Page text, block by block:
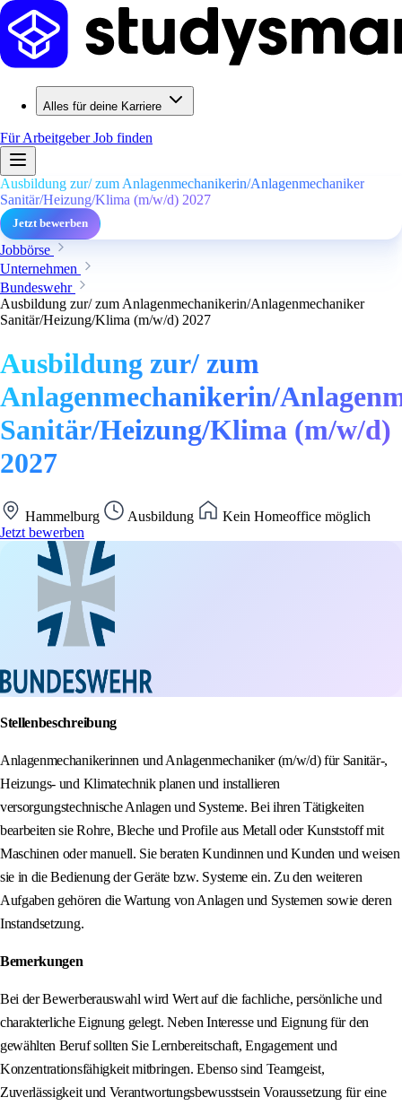
Alles für deine Karriere
Für ArbeitgeberJob finden
Ausbildung zur/ zum Anlagenmechanikerin/Anlagenmechaniker
Sanitär/Heizung/Klima (m/w/d) 2027
Jetzt bewerben
Jobbörse
Unternehmen
Bundeswehr
Ausbildung zur/ zum Anlagenmechanikerin/Anlagenmechaniker
Sanitär/Heizung/Klima (m/w/d) 2027
Ausbildung zur/ zum
Anlagenmechanikerin/
Sanitär/Heizung/Klima (m/w/d)
2027
Hammelburg Ausbildung
Kein Homeoffice möglich
Jetzt bewerben
Stellenbeschreibung
Anlagenmechanikerinnen und Anlagenmechaniker (m/w/d) für Sanitär-,
Heizungs- und Klimatechnik planen und installieren
versorgungstechnische Anlagen und Systeme. Bei ihren Tätigkeiten
bearbeiten sie Rohre, Bleche und Profile aus Metall oder Kunststoff mit
Maschinen oder manuell. Sie beraten Kundinnen und Kunden und weisen
sie in die Bedienung der Geräte bzw. Systeme ein. Zu den weiteren
Aufgaben gehören die Wartung von Anlagen und Systemen sowie deren
Instandsetzung.
Bemerkungen
Bei der Bewerberauswahl wird Wert auf die fachliche, persönliche und
charakterliche Eignung gelegt. Neben Interesse und Eignung für den
gewählten Beruf sollten Sie Lernbereitschaft, Engagement und
Konzentrationsfähigkeit mitbringen. Ebenso sind Teamgeist,
Zuverlässigkeit und Verantwortungsbewusstsein Voraussetzung für eine